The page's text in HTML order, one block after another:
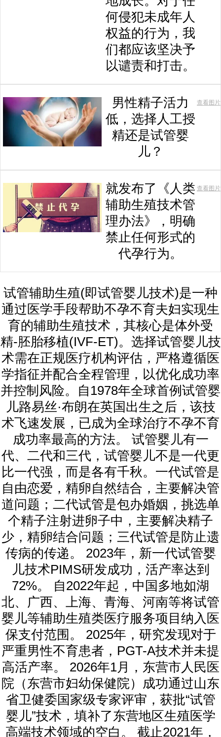
何侵犯未成年人
权益的行为，我
们都应该坚决予
以谴责和打击。
男性精子活力
低，选择人工授
精还是试管婴
儿？
查看图片
就发布了《人类
辅助生殖技术管
理办法》，明确
禁止任何形式的
代孕行为。
查看图片
试管辅助生殖(即试管婴儿技术)是一种
通过医学手段帮助不孕不育夫妇实现生
育的辅助生殖技术，其核心是体外受
精-胚胎移植(IVF-ET)。选择试管婴儿技
术需在正规医疗机构评估，严格遵循医
学指征并配合全程管理，以优化成功率
并控制风险。自1978年全球首例试管婴
儿路易丝·布朗在英国出生之后，该技
术飞速发展，已成为全球治疗不孕不育
成功率最高的方法。 试管婴儿有一
代、二代和三代，试管婴儿不是一代更
比一代强，而是各有千秋。一代试管是
自由恋爱，精卵自然结合，主要解决管
道问题；二代试管是包办婚姻，挑选单
个精子注射进卵子中，主要解决精子
少，精卵结合问题；三代试管是防止遗
传病的传递。 2023年，新一代试管婴
儿技术PIMS研发成功，活产率达到
72%。 自2022年起，中国多地如湖
北、广西、上海、青海、河南等将试管
婴儿等辅助生殖类医疗服务项目纳入医
保支付范围。 2025年，研究发现对于
严重男性不育患者，PGT-A技术并未提
高活产率。 2026年1月，东营市人民医
院（东营市妇幼保健院）成功通过山东
省卫健委国家级专家评审，获批“试管
婴儿”技术，填补了东营地区生殖医学
高端技术领域的空白。 截止2021年，